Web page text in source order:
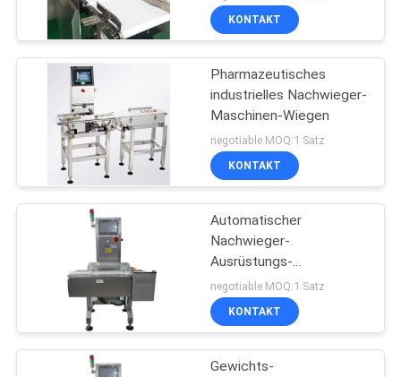
Labormuffelofen
204
Klimatische
Testkammer
dynamisch
KONTAKT
Pharmazeutisches
industrielles Nachwieger-
Maschinen-Wiegen
negotiable MOQ:1 Satz
KONTAKT
Automatischer
Nachwieger-
Ausrüstungs-
Förderband-
Kontrollwäger
negotiable MOQ:1 Satz
KONTAKT
Gewichts-